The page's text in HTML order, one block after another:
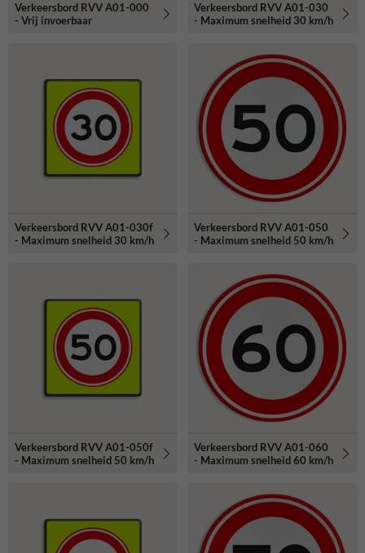
Verkeersbord RVV A01-000
- Vrij invoerbaar
Verkeersbord RVV A01-030
- Maximum snelheid 30 km/h
Verkeersbord RVV A01-030f
- Maximum snelheid 30 km/h
Verkeersbord RVV A01-050
- Maximum snelheid 50 km/h
Verkeersbord RVV A01-050f
- Maximum snelheid 50 km/h
Verkeersbord RVV A01-060
- Maximum snelheid 60 km/h